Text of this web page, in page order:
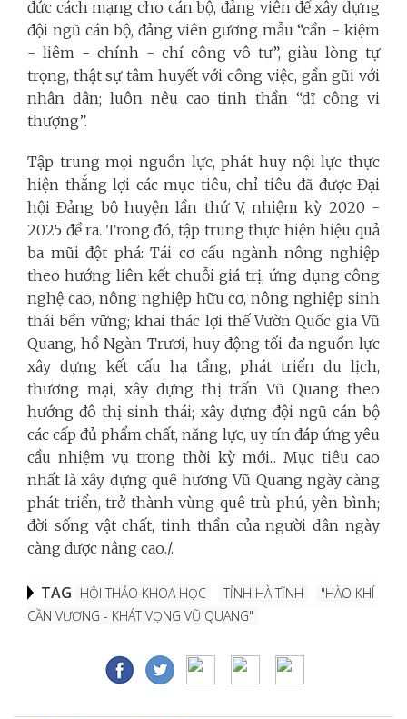
đức cách mạng cho cán bộ, đảng viên để xây dựng
đội ngũ cán bộ, đảng viên gương mẫu “cần - kiệm
- liêm - chính - chí công vô tư”, giàu lòng tự
trọng, thật sự tâm huyết với công việc, gần gũi với
nhân dân; luôn nêu cao tinh thần “dĩ công vi
thượng”.
Tập trung mọi nguồn lực, phát huy nội lực thực
hiện thắng lợi các mục tiêu, chỉ tiêu đã được Đại
hội Đảng bộ huyện lần thứ V, nhiệm kỳ 2020 -
2025 đề ra. Trong đó, tập trung thực hiện hiệu quả
ba mũi đột phá: Tái cơ cấu ngành nông nghiệp
theo hướng liên kết chuỗi giá trị, ứng dụng công
nghệ cao, nông nghiệp hữu cơ, nông nghiệp sinh
thái bền vững; khai thác lợi thế Vườn Quốc gia Vũ
Quang, hồ Ngàn Trươi, huy động tối đa nguồn lực
xây dựng kết cấu hạ tầng, phát triển du lịch,
thương mại, xây dựng thị trấn Vũ Quang theo
hướng đô thị sinh thái; xây dựng đội ngũ cán bộ
các cấp đủ phẩm chất, năng lực, uy tín đáp ứng yêu
cầu nhiệm vụ trong thời kỳ mới... Mục tiêu cao
nhất là xây dựng quê hương Vũ Quang ngày càng
phát triển, trở thành vùng quê trù phú, yên bình;
đời sống vật chất, tinh thần của người dân ngày
càng được nâng cao./.
TAG HỘI THẢO KHOA HỌC TỈNH HÀ TĨNH
"HÀO KHÍ
CẦN VƯƠNG - KHÁT VỌNG VŨ QUANG"